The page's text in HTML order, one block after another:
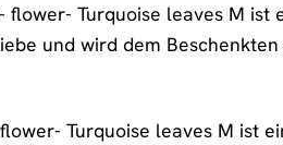
Turquoise leaves M ist
und wird dem
Turquoise leaves M ist